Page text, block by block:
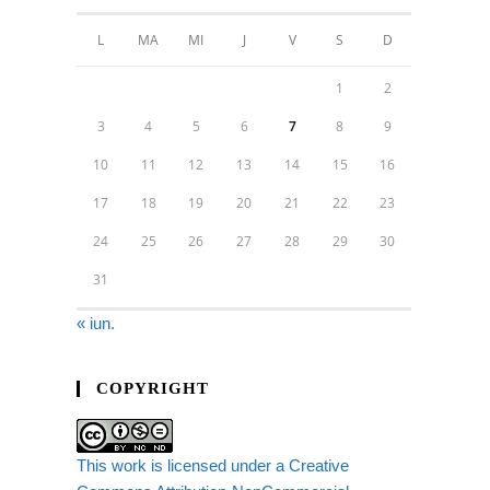
L MA MI J V S D
1 2
3 4 5 6 7 8 9
10 11 12 13 14 15 16
17 18 19 20 21 22 23
24 25 26 27 28 29 30
31
« iun.
COPYRIGHT
This work is licensed under a Creative